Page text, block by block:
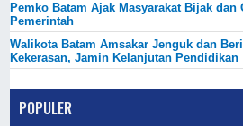
Pemko Batam Ajak Masyarakat Bijak
Pemerintah
Walikota Batam Amsakar Jenguk dan
Kekerasan, Jamin Kelanjutan Pendidikan
POPULER